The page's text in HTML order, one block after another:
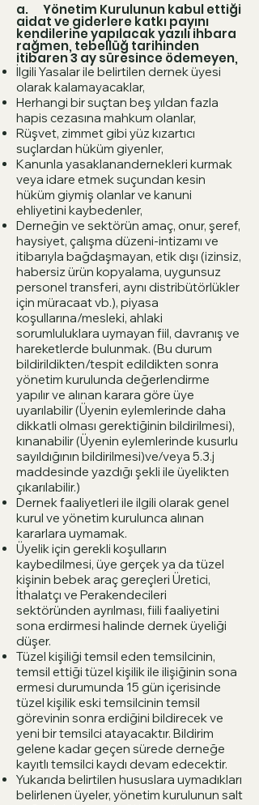
a. Yönetim Kurulunun kabul ettiği
aidat ve giderlere katkı payını
kendilerine yapılacak yazılı ihbara
rağmen, tebellüğ tarihinden
itibaren 3 ay süresince ödemeyen,
İlgili Yasalar ile belirtilen dernek üyesi
olarak kalamayacaklar,
Herhangi bir suçtan beş yıldan fazla
hapis cezasına mahkum olanlar,
Rüşvet, zimmet gibi yüz kızartıcı
suçlardan hüküm giyenler,
Kanunla yasaklanandernekleri kurmak
veya idare etmek suçundan kesin
hüküm giymiş olanlar ve kanuni
ehliyetini kaybedenler,
Derneğin ve sektörün amaç, onur, şeref,
haysiyet, çalışma düzeni-intizamı ve
itibarıyla bağdaşmayan, etik dışı (izinsiz,
habersiz ürün kopyalama, uygunsuz
personel transferi, aynı distribütörlükler
için müracaat vb.), piyasa
koşullarına/mesleki, ahlaki
sorumluluklara uymayan fiil, davranış ve
hareketlerde bulunmak. (Bu durum
bildirildikten/tespit edildikten sonra
yönetim kurulunda değerlendirme
yapılır ve alınan karara göre üye
uyarılabilir (Üyenin eylemlerinde daha
dikkatli olması gerektiğinin bildirilmesi),
kınanabilir (Üyenin eylemlerinde kusurlu
sayıldığının bildirilmesi)ve/veya 5.3.j
maddesinde yazdığı şekli ile üyelikten
çıkarılabilir.)
Dernek faaliyetleri ile ilgili olarak genel
kurul ve yönetim kurulunca alınan
kararlara uymamak.
Üyelik için gerekli koşulların
kaybedilmesi, üye gerçek ya da tüzel
kişinin bebek araç gereçleri Üretici,
İthalatçı ve Perakendecileri
sektöründen ayrılması, fiili faaliyetini
sona erdirmesi halinde dernek üyeliği
düşer.
Tüzel kişiliği temsil eden temsilcinin,
temsil ettiği tüzel kişilik ile ilişiğinin sona
ermesi durumunda 15 gün içerisinde
tüzel kişilik eski temsilcinin temsil
görevinin sonra erdiğini bildirecek ve
yeni bir temsilci atayacaktır. Bildirim
gelene kadar geçen sürede derneğe
kayıtlı temsilci kaydı devam edecektir.
Yukarıda belirtilen hususlara uymadıkları
belirlenen üyeler, yönetim kurulunun salt